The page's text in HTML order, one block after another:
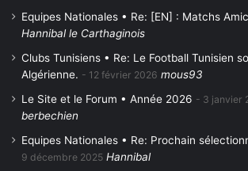
Equipes Nationales • Re: [EN] : Matchs
Hannibal le Carthaginois
Clubs Tunisiens • Re: Le Football Tunisien
Algérienne.
12 février 2026 mous93
Le Site et le Forum • Année 2026
3 janvier
berbechien
Equipes Nationales • Re: Prochain
9 décembre 2025 Hannibal